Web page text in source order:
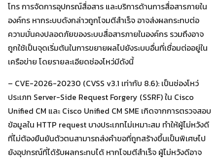
โทร การจัดการอุปกรณ์สื่อสาร และบริการด้านการสื่อสารภายใน
องค์กร หากระบบดังกล่าวถูกโจมตีสำเร็จ อาจส่งผลกระทบต่อ
ความมั่นคงปลอดภัยของระบบสื่อสารภายในองค์กร รวมถึงอาจ
ถูกใช้เป็นจุดเริ่มต้นในการขยายผลไปยังระบบอื่นที่เชื่อมต่ออยู่ใน
เครือข่าย โดยรายละเอียดช่องโหว่มีดังนี้
– CVE-2026-20230 (CVSS v3.1 เท่ากับ 8.6): เป็นช่องโหว่
ประเภท Server-Side Request Forgery (SSRF) ใน Cisco
Unified CM และ Cisco Unified CM SME เกิดจากการตรวจสอบ
ข้อมูลใน HTTP request บางประเภทไม่เหมาะสม ทำให้ผู้ไม่หวังดี
ที่ไม่ต้องยืนยันตัวตนสามารถส่งคำขอที่ถูกสร้างขึ้นเป็นพิเศษไป
ยังอุปกรณ์ที่ได้รับผลกระทบได้ หากโจมตีสำเร็จ ผู้ไม่หวังดีอาจ